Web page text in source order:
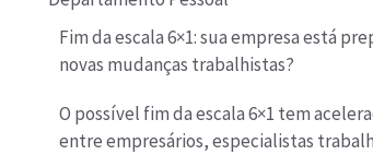
Fim da escala 6×1: sua empresa está
novas mudanças trabalhistas?
O possível fim da escala 6×1 tem
entre empresários, especialistas